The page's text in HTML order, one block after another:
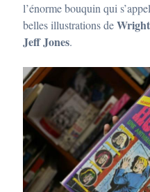
l’énorme bouquin qui
belles illustrations de
Jeff Jones.